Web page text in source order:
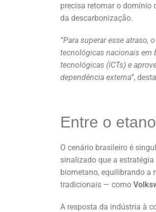
precisa retomar o domínio
da descarbonização.
“Para superar esse
tecnológicas nacionais em
tecnológicas (ICTs) e
dependência externa”,
Entre o
O cenário brasileiro é
sinalizado que a
biometano, equilibrando a
tradicionais — como
A resposta da indústria à